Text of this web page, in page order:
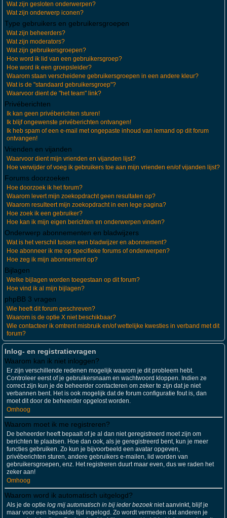
Wat zijn gesloten onderwerpen?
Wat zijn onderwerp iconen?
Type gebruikers en gebruikersgroepen
Wat zijn beheerders?
Wat zijn moderators?
Wat zijn gebruikersgroepen?
Hoe word ik lid van een gebruikersgroep?
Hoe word ik een groepsleider?
Waarom staan verscheidene gebruikersgroepen in een andere kleur?
Wat is de "standaard gebruikersgroep"?
Waarvoor dient de "het team" link?
Privéberichten
Ik kan geen privéberichten sturen!
Ik blijf ongewenste privéberichten ontvangen!
Ik heb spam of een e-mail met ongepaste inhoud van iemand op dit forum
ontvangen!
Vrienden en vijanden
Waarvoor dient mijn vrienden en vijanden lijst?
Hoe verwijder of voeg ik gebruikers toe aan mijn vrienden en/of vijanden lijst?
Forums doorzoeken
Hoe doorzoek ik het forum?
Waarom levert mijn zoekopdracht geen resultaten op?
Waarom resulteert mijn zoekopdracht in een lege pagina?
Hoe zoek ik een gebruiker?
Hoe kan ik mijn eigen berichten en onderwerpen vinden?
Onderwerp abonnementen en bladwijzers
Wat is het verschil tussen een bladwijzer en abonnement?
Hoe abonneer ik me op specifieke forums of onderwerpen?
Hoe zeg ik mijn abonnement op?
Bijlagen
Welke bijlagen worden toegestaan op dit forum?
Hoe vind ik al mijn bijlagen?
phpBB 3 vragen
Wie heeft dit forum geschreven?
Waarom is de optie X niet beschikbaar?
Wie contacteer ik omtrent misbruik en/of wettelijke kwesties in verband met dit
forum?
Inlog- en registratievragen
Waarom kan ik niet inloggen?
Er zijn verschillende redenen mogelijk waarom je dit probleem hebt.
Controleer eerst of je gebruikersnaam en wachtwoord kloppen. Indien ze
correct zijn kun je de beheerder contacteren om zeker te zijn dat je niet
verbannen bent. Het is ook mogelijk dat de forum configuratie fout is, dan
moet dit door de beheerder opgelost worden.
Omhoog
Waarom moet ik me registreren?
De beheerder heeft bepaalt of je al dan niet geregistreerd moet zijn om
berichten te plaatsen. Hoe dan ook, als je geregistreerd bent, kun je meer
functies gebruiken. Zo kun je bijvoorbeeld een avatar opgeven,
privéberichten sturen, andere gebruikers e-mailen, lid worden van
gebruikersgroepen, enz. Het registreren duurt maar even, dus we raden het
zeker aan!
Omhoog
Waarom word ik automatisch uitgelogd?
Als je de optie log mij automatisch in bij ieder bezoekniet aanvinkt, blijf je
maar voor een bepaalde tijd ingelogd. Zo wordt vermeden dat anderen je